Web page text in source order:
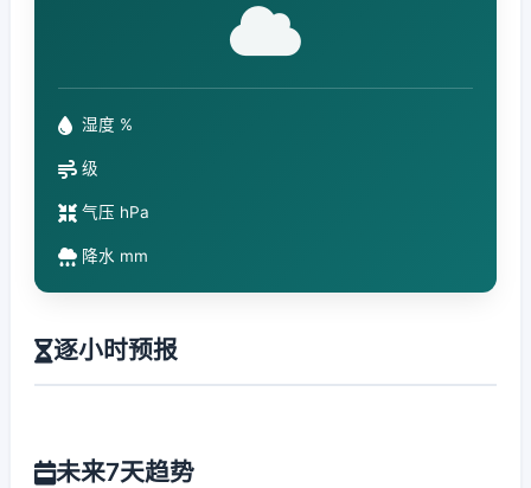
湿度 %
级
气压 hPa
降水 mm
逐小时预报
未来7天趋势